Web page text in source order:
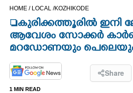
OPINION
PHOTOS
HOME / LOCAL /KOZHIKODE
കുരിക്കത്തൂരിൽ ഇനി
ആവേശം സോക്കർ
മറഡോണയും
Share
1 MIN READ